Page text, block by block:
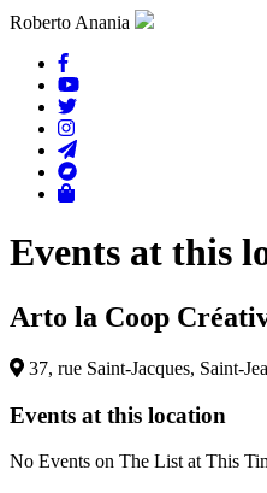
Roberto Anania
Events at this
Arto la Coop
37, rue Saint-Jacques, Saint-
Events at this location
No Events on The List at This